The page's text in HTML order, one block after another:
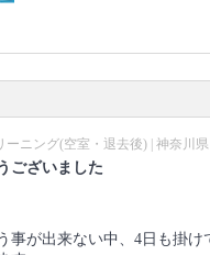
ーニング(空室・退去後) | 神奈川県
ございました
事が出来ない中、4日も掛け